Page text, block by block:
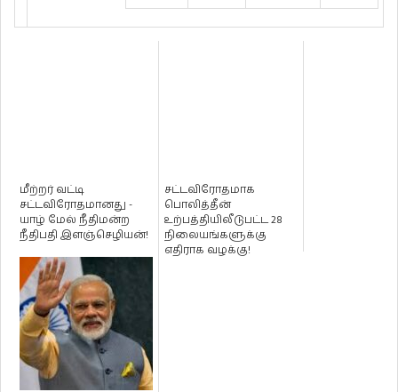
மீற்றர் வட்டி
சட்டவிரோதமானது -
யாழ் மேல் நீதிமன்ற
நீதிபதி இளஞ்செழியன்!
சட்டவிரோதமாக
பொலித்தீன்
உற்பத்தியிலீடுபட்ட 28
நிலையங்களுக்கு
எதிராக வழக்கு!